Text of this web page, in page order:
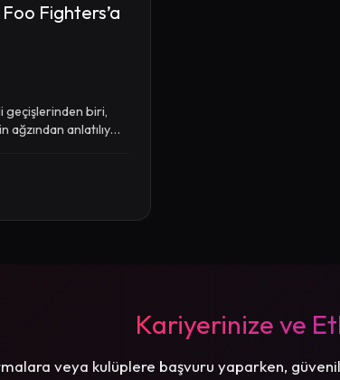
Fighters’a
geçişlerinden biri,
anlatılıyor.
Kariyerinize ve
veya kulüplere başvuru yaparken,